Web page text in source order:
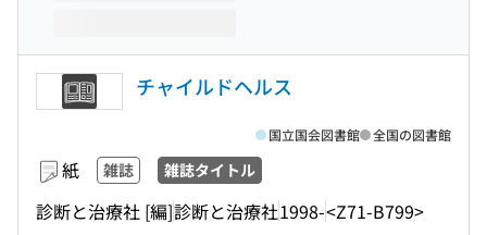
チャイルドヘルス
紙 雑誌 雑誌タイトル
診断と治療社 [編]診断と治療社1998-<Z71-B799>
国立国会図書館 全国の図書館